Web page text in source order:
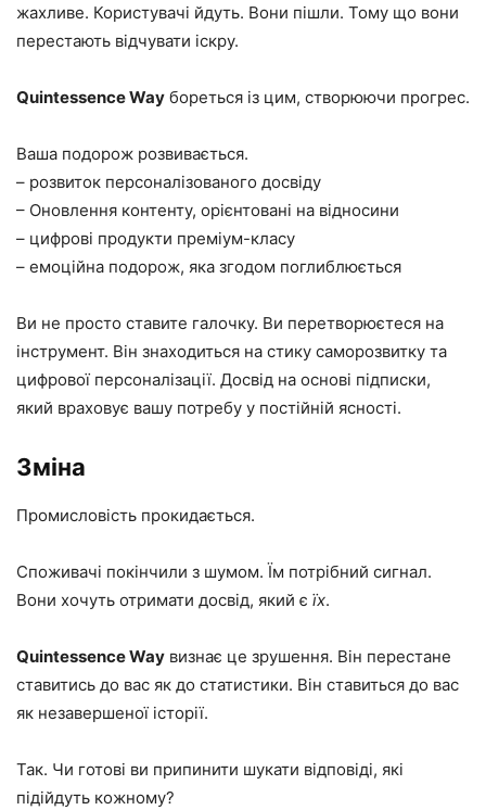
жахливе. Користувачі йдуть. Вони пішли. Тому що вони
перестають відчувати іскру.
Quintessence Way бореться із цим, створюючи прогрес.
Ваша подорож розвивається.
– розвиток персоналізованого досвіду
– Оновлення контенту, орієнтовані на відносини
– цифрові продукти преміум-класу
– емоційна подорож, яка згодом поглиблюється
Ви не просто ставите галочку. Ви перетворюєтеся на
інструмент. Він знаходиться на стику саморозвитку та
цифрової персоналізації. Досвід на основі підписки,
який враховує вашу потребу у постійній ясності.
Зміна
Промисловість прокидається.
Споживачі покінчили з шумом. Їм потрібний сигнал.
Вони хочуть отримати досвід, який є їх.
Quintessence Way визнає це зрушення. Він перестане
ставитись до вас як до статистики. Він ставиться до вас
як незавершеної історії.
Так. Чи готові ви припинити шукати відповіді, які
підійдуть кожному?